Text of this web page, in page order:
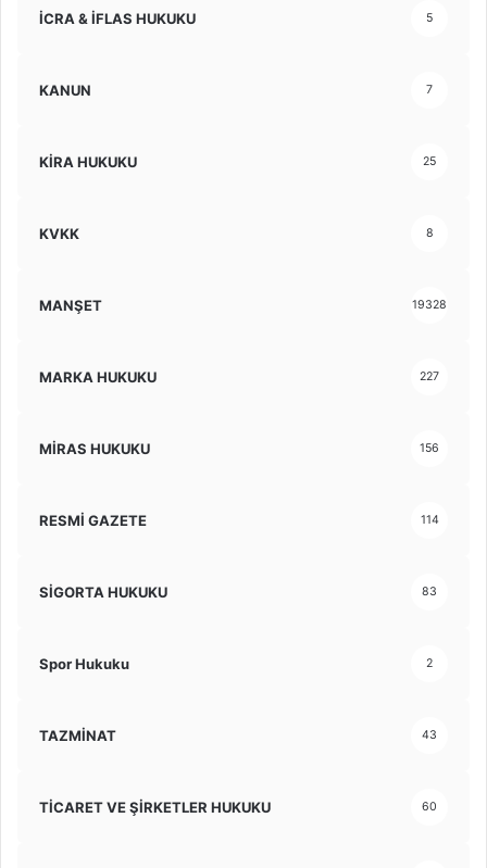
İCRA & İFLAS HUKUKU 5
KANUN 7
KİRA HUKUKU 25
KVKK 8
MANŞET 19328
MARKA HUKUKU 227
MİRAS HUKUKU 156
RESMİ GAZETE 114
SİGORTA HUKUKU 83
Spor Hukuku 2
TAZMİNAT 43
TİCARET VE ŞİRKETLER HUKUKU 60